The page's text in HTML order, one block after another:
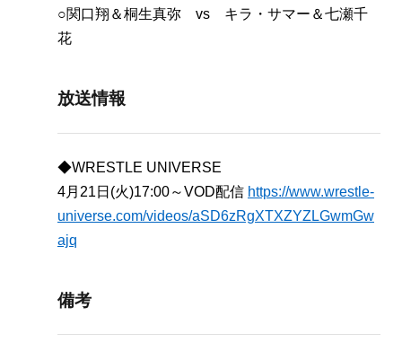
○関口翔＆桐生真弥 vs キラ・サマー＆七瀬千
花
放送情報
◆WRESTLE UNIVERSE
4月21日(火)17:00～VOD配信 https://www.wrestle-
universe.com/videos/aSD6zRgXTXZYZLGwmGw
ajq
備考